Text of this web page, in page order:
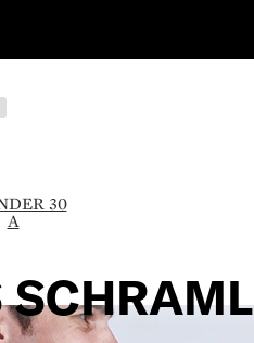
30
A
SCHRAML